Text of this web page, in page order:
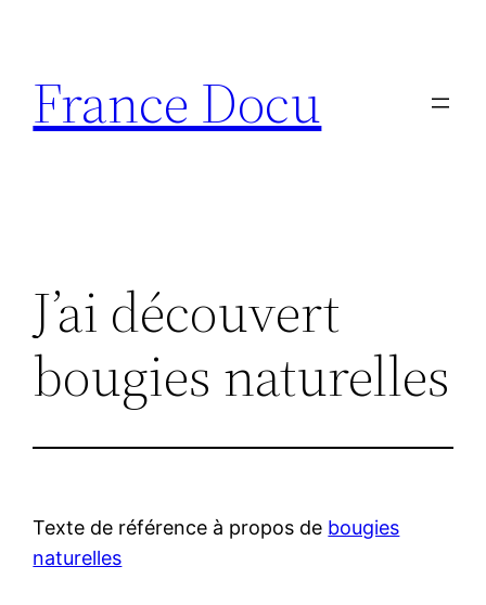
contenu
France Docu
J’ai découvert
bougies naturelles
Texte de référence à propos de bougies
naturelles